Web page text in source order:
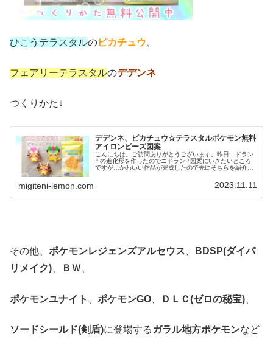
ひこうテラスタルのピカチュウ
フェアリーテラスタルのデデンネ
つくりかた↓
デデンネ、ピカチュウ☆テラスタルポケモン無料
アイロンビーズ図案
こんにちは。ご訪問ありがとうございます。昨日ニドラン
♀の進化形を作ったのでニドラン♂図案にいきたいところ
ですが…かわいい作品が完成したので先にそちらを紹介し
migiteni-lemon.com 2023.11.11
その他、 ポケモンレジェンズアルセウス
BDSP(ダイパ
リメイク)
ＢＷ
ポケモンユナイト ポケモンGO ＤＬＣ(ゼロの秘宝)
ソードシールド(剣盾)に登場する ガラル地方ポケモンなど